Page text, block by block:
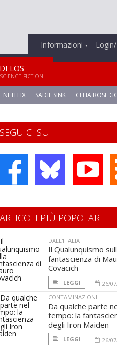
Informazioni
DELOS
SCIENCE FICTION
NETFLIX SADIE SINK CELIA ROSE
SEGUICI SU
ARTICOLI PIÙ POPOLARI
DALL'ITALIA
Il Qualunquismo
fantascienza di
Covacich
LEGGI
26/
CONTAMINAZIONI
Da qualche parte
tempo: la
degli Iron Maiden
LEGGI
26/